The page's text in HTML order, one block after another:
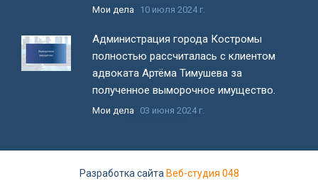
Мои дела 10 июля 2024 г.
Администрация города Костромы
полностью рассчиталась с клиентом
адвоката Артёма Тимушева за
полученное выморочное имущество.
Мои дела 03 июня 2024 г.
Разработка сайта Веб-студия 048